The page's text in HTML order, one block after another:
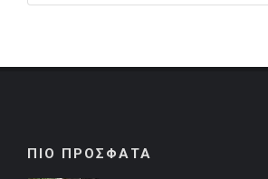
ΠΙΟ ΠΡΟΣΦΑΤΑ